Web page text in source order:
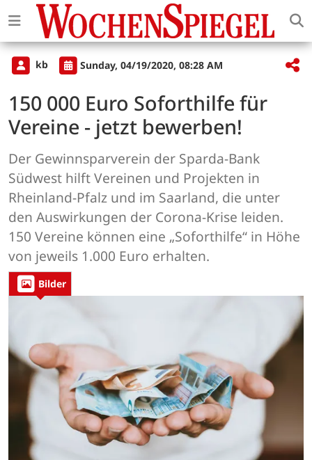
kb Sunday, 04/19/2020, 08:28 AM
150 000 Euro Soforthilfe für
Vereine - jetzt bewerben!
Der Gewinnsparverein der Sparda-Bank
Südwest hilft Vereinen und Projekten in
Rheinland-Pfalz und im Saarland, die unter
den Auswirkungen der Corona-Krise leiden.
150 Vereine können eine „Soforthilfe“ in Höhe
von jeweils 1.000 Euro erhalten.
Bilder